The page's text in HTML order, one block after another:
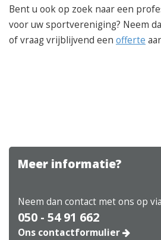
Bent u ook op zoek naar een
voor uw sportvereniging? Neem
of vraag vrijblijvend een offerte
Meer informatie?
Neem dan contact met ons op via
050 - 54 91 662
Ons contactformulier